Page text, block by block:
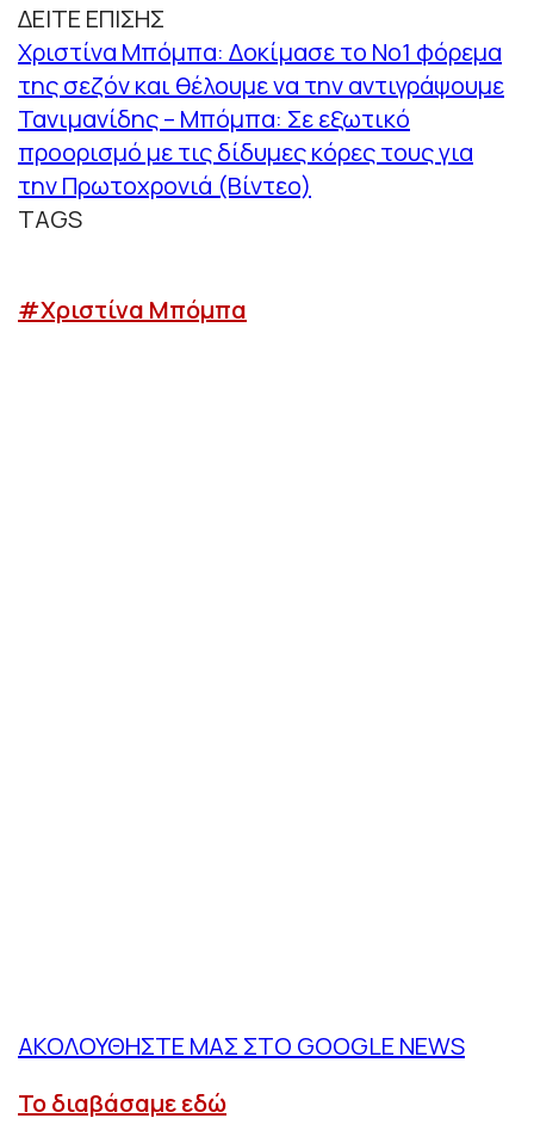
ΔΕΙΤΕ ΕΠΙΣΗΣ
Χριστίνα Μπόμπα: Δοκίμασε το Νο1 φόρεμα
της σεζόν και θέλουμε να την αντιγράψουμε
Τανιμανίδης – Μπόμπα: Σε εξωτικό
προορισμό με τις δίδυμες κόρες τους για
την Πρωτοχρονιά (Βίντεο)
TAGS
#Χριστίνα Μπόμπα
ΑΚΟΛΟΥΘΗΣΤΕ ΜΑΣ ΣΤΟ GOOGLE NEWS
Το διαβάσαμε εδώ